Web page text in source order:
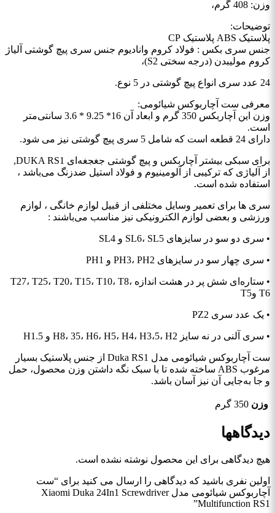
وزن: 408 گرم،
توضیحات:
پلاستیک ABS پلاستیک CP
جنس سری بکس : فولاد کروم وانادیوم جنس سری پیچ گوشتی آلیاژ
کروم مولیبدن (درجه سختی S2)،
24 عدد سری انواع پیچ گوشتی در 5 نوع.
معرفی ست آچاربوکس شیائومی:
وزن این آچاربکس 350 گرم و ابعاد آن 16* 9.25 * 3.6 سانتی‌متر
است.
دارای 24 قطعه است که شامل 5 سری پیچ گوشتی نیز می شود.
برای سبکی بیشتر آچاربکس و پیچ گوشتی جغجغه‌ای DUKA RS1,
از آلیاژی که ترکیبی از آلومینیوم و فولاد استیل ضدزنگ می‌باشد ،
استفاده شده است.
سری ها برای تعمیر وسایل مختلفی از قبیل لوازم خانگی ، لوازم
ورزشی و بعضی لوازم الکترونیکی نیز مناسب می‌باشند :
• سری دو سو در سایزهای SL6، SL5 و SL4
• سری چهار سو در سایزهای PH3، PH2 و PH1
• ستاره‌ای شش پر در هشت اندازه T27، T25، T20، T15، T10، T8،
T6 وT5
• یک عدد سری PZ2
• سری آلنی در نه سایز H8، 35، H6، H5، H4، H3،5، H2 و H1.5
ست آچاربوکس شیائومی مدل Duka RS1 از جنس پلاستیک بسیار
مرغوب ABS ساخته شده تا با سبک نگه داشتن وزن محصول، حمل
و جا به‌جایی آن نیز آسان باشد.
وزن 350 گرم
دیدگاهها
هیچ دیدگاهی برای این محصول نوشته نشده است.
اولین نفری باشید که دیدگاهی را ارسال می کنید برای “ست
آچاربوکس شیائومی مدل Xiaomi Duka 24In1 Screwdriver
Multifunction RS1”